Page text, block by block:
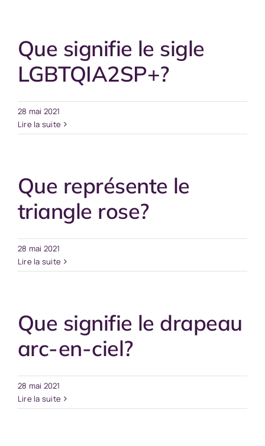
Que signifie le sigle
LGBTQIA2SP+?
28 mai 2021
Lire la suite
Que représente le
triangle rose?
28 mai 2021
Lire la suite
Que signifie le drapeau
arc-en-ciel?
28 mai 2021
Lire la suite